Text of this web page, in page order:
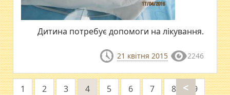
Дитина потребує допомоги на лікування.
21 квітня 2015 2246
<
1 2 3 4 5 6 7 8
9